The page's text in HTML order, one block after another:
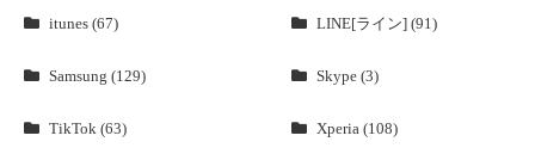
itunes (67) LINE[ライン] (91)
Samsung (129) Skype (3)
TikTok (63) Xperia (108)